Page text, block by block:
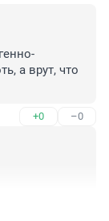
а врут, что
+0 –0